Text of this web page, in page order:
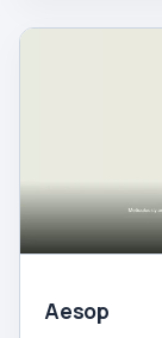
Aesop